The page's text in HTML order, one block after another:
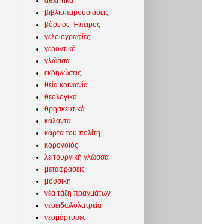
βιβλιοπαρουσιάσεις
βόρειος Ἤπειρος
γελοιογραφίες
γεροντικό
γλῶσσα
εκδηλώσεις
θεία κοινωνία
θεολογικά
θρησκευτικά
κάλαντα
κάρτα του πολίτη
κορονοϊός
λειτουργική γλῶσσα
μεταφράσεις
μουσική
νέα τάξη πραγμάτων
νεοειδωλολατρεία
νεομάρτυρες